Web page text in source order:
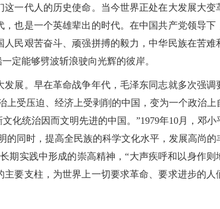
代人的历史使命。当今世界正处在大发展大变
也是一个英雄辈出的时代。在中国共产党领导下
民艰苦奋斗、顽强拼搏的毅力，中华民族在苦难
定能够劈波斩浪驶向光辉的彼岸。
。早在革命战争年代，毛泽东同志就多次强调
受压迫、经济上受剥削的中国，变为一个政治上
化统治因而文明先进的中国。”1979年10月，邓小
同时，提高全民族的科学文化水平，发展高尚的
期实践中形成的崇高精神，“大声疾呼和以身作则
要支柱，为世界上一切要求革命、要求进步的人